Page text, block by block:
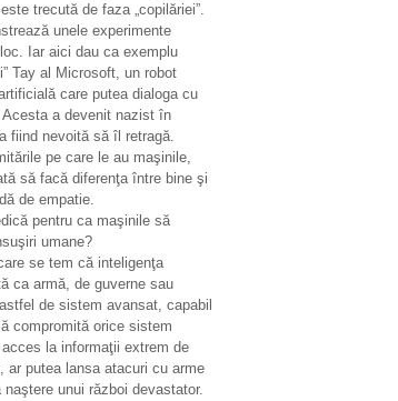
trecută de faza „copilăriei”.
unele experimente
Iar aici dau ca exemplu
Tay al Microsoft, un robot
care putea dialoga cu
a devenit nazist în
fiind nevoită să îl retragă.
pe care le au maşinile,
să facă diferenţa între bine şi
de empatie.
pentru ca maşinile să
umane?
se tem că inteligenţa
ca armă, de guverne sau
de sistem avansat, capabil
compromită orice sistem
la informaţii extrem de
ar putea lansa atacuri cu arme
unui război devastator.